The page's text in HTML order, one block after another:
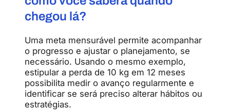
chegou lá?
Uma meta mensurável permite acompanhar
o progresso e ajustar o planejamento, se
necessário. Usando o mesmo exemplo,
estipular a perda de 10 kg em 12 meses
possibilita medir o avanço regularmente e
identificar se será preciso alterar hábitos ou
estratégias.